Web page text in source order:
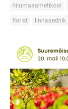
hiiumaaametikool
florist linnaaednik